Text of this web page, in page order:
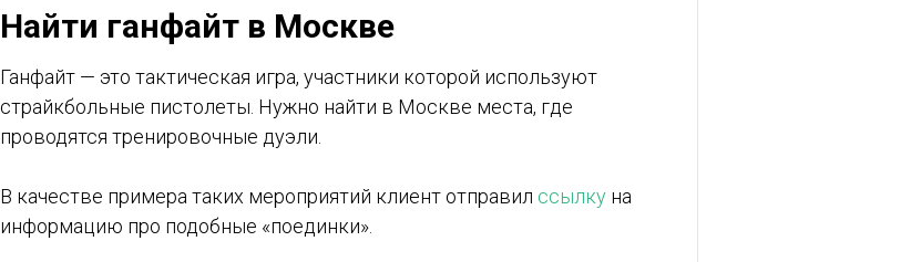
Найти ганфайт в Москве
Ганфайт — это тактическая игра, участники которой используют
страйкбольные пистолеты. Нужно найти в Москве места, где
проводятся тренировочные дуэли.
В качестве примера таких мероприятий клиент отправил ссылку на
информацию про подобные «поединки».